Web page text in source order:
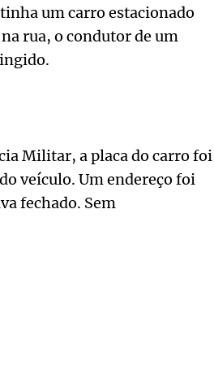
um carro estacionado
rua, o condutor de um
Militar, a placa do carro foi
veículo. Um endereço foi
fechado. Sem